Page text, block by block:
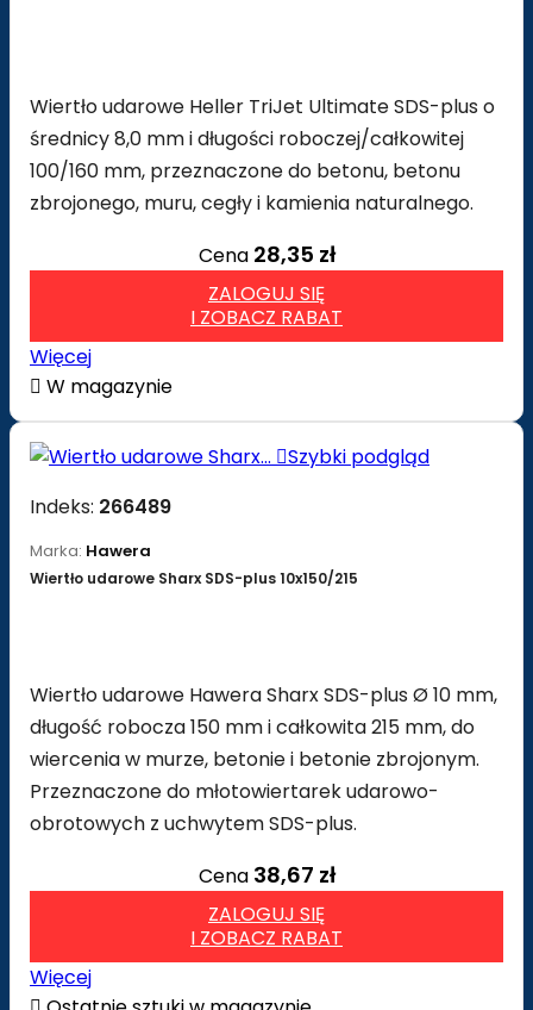
Wiertło udarowe Heller TriJet Ultimate SDS-plus o
średnicy 8,0 mm i długości roboczej/całkowitej
100/160 mm, przeznaczone do betonu, betonu
zbrojonego, muru, cegły i kamienia naturalnego.
Cena 28,35 zł
ZALOGUJ SIĘ
I ZOBACZ RABAT
Więcej
 W magazynie
Szybki podgląd
Indeks: 266489
Marka: Hawera
Wiertło udarowe Sharx SDS-plus 10x150/215
Wiertło udarowe Hawera Sharx SDS-plus Ø 10 mm,
długość robocza 150 mm i całkowita 215 mm, do
wiercenia w murze, betonie i betonie zbrojonym.
Przeznaczone do młotowiertarek udarowo-
obrotowych z uchwytem SDS-plus.
Cena 38,67 zł
ZALOGUJ SIĘ
I ZOBACZ RABAT
Więcej